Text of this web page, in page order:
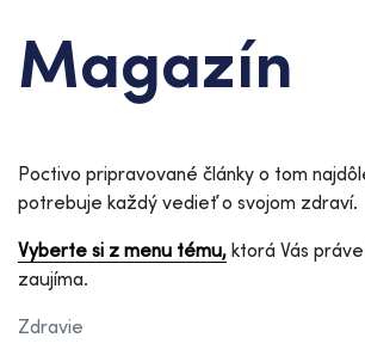
Magazín
Poctivo pripravované články o tom
potrebuje každý vedieť o svojom zdraví.
Vyberte si z menu tému, ktorá Vás
zaujíma.
Zdravie